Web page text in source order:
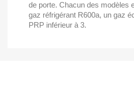
de porte. Chacun des modèles
gaz réfrigérant R600a, un gaz
PRP inférieur à 3.